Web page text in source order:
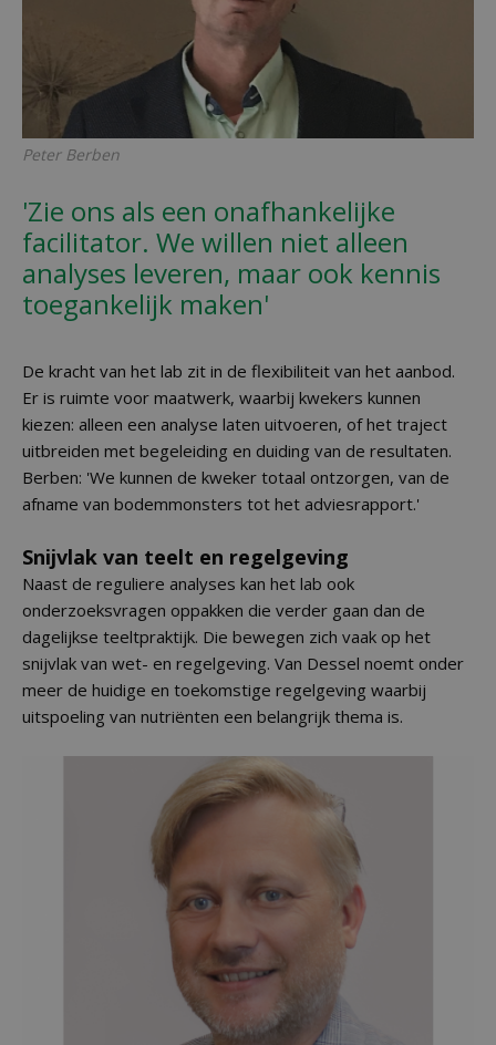
Peter Berben
'Zie ons als een onafhankelijke
facilitator. We willen niet alleen
analyses leveren, maar ook kennis
toegankelijk maken'
De kracht van het lab zit in de flexibiliteit van het aanbod.
Er is ruimte voor maatwerk, waarbij kwekers kunnen
kiezen: alleen een analyse laten uitvoeren, of het traject
uitbreiden met begeleiding en duiding van de resultaten.
Berben: 'We kunnen de kweker totaal ontzorgen, van de
afname van bodemmonsters tot het adviesrapport.'
Snijvlak van teelt en regelgeving
Naast de reguliere analyses kan het lab ook
onderzoeksvragen oppakken die verder gaan dan de
dagelijkse teeltpraktijk. Die bewegen zich vaak op het
snijvlak van wet- en regelgeving. Van Dessel noemt onder
meer de huidige en toekomstige regelgeving waarbij
uitspoeling van nutriënten een belangrijk thema is.